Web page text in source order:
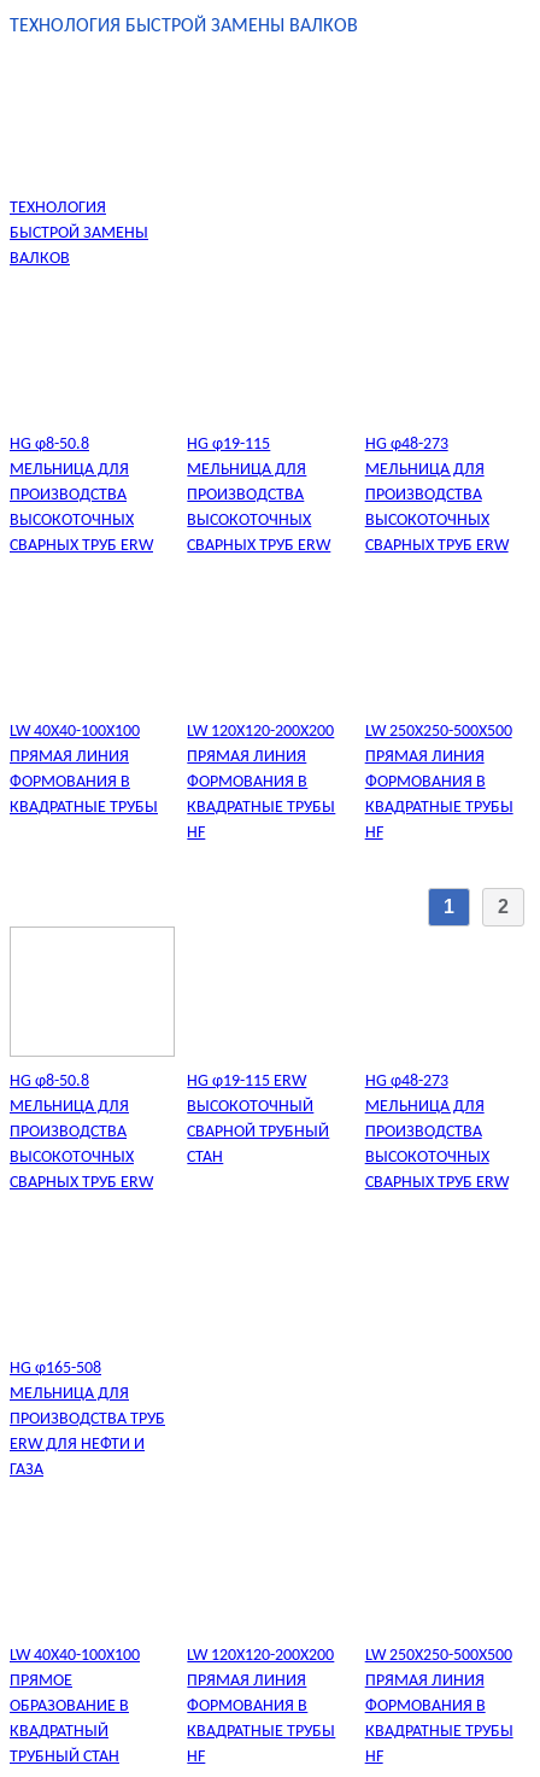
ТЕХНОЛОГИЯ БЫСТРОЙ ЗАМЕНЫ ВАЛКОВ
ТЕХНОЛОГИЯ
БЫСТРОЙ ЗАМЕНЫ
ВАЛКОВ
HG φ8-50.8
МЕЛЬНИЦА ДЛЯ
ПРОИЗВОДСТВА
ВЫСОКОТОЧНЫХ
СВАРНЫХ ТРУБ ERW
HG φ19-115
МЕЛЬНИЦА ДЛЯ
ПРОИЗВОДСТВА
ВЫСОКОТОЧНЫХ
СВАРНЫХ ТРУБ ERW
HG φ48-273
МЕЛЬНИЦА ДЛЯ
ПРОИЗВОДСТВА
ВЫСОКОТОЧНЫХ
СВАРНЫХ ТРУБ ERW
LW 40X40-100X100
ПРЯМАЯ ЛИНИЯ
ФОРМОВАНИЯ В
КВАДРАТНЫЕ ТРУБЫ
LW 120X120-200X200
ПРЯМАЯ ЛИНИЯ
ФОРМОВАНИЯ В
КВАДРАТНЫЕ ТРУБЫ
HF
LW 250X250-500X500
ПРЯМАЯ ЛИНИЯ
ФОРМОВАНИЯ В
КВАДРАТНЫЕ ТРУБЫ
HF
1 2
HG φ8-50.8
МЕЛЬНИЦА ДЛЯ
ПРОИЗВОДСТВА
ВЫСОКОТОЧНЫХ
СВАРНЫХ ТРУБ ERW
HG φ19-115 ERW
ВЫСОКОТОЧНЫЙ
СВАРНОЙ ТРУБНЫЙ
СТАН
HG φ48-273
МЕЛЬНИЦА ДЛЯ
ПРОИЗВОДСТВА
ВЫСОКОТОЧНЫХ
СВАРНЫХ ТРУБ ERW
HG φ165-508
МЕЛЬНИЦА ДЛЯ
ПРОИЗВОДСТВА ТРУБ
ERW ДЛЯ НЕФТИ И
ГАЗА
LW 40X40-100X100
ПРЯМОЕ
ОБРАЗОВАНИЕ В
КВАДРАТНЫЙ
ТРУБНЫЙ СТАН
LW 120X120-200X200
ПРЯМАЯ ЛИНИЯ
ФОРМОВАНИЯ В
КВАДРАТНЫЕ ТРУБЫ
HF
LW 250X250-500X500
ПРЯМАЯ ЛИНИЯ
ФОРМОВАНИЯ В
КВАДРАТНЫЕ ТРУБЫ
HF